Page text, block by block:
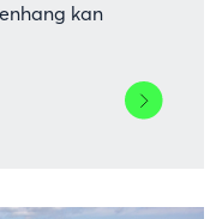
kan
Lees
meer